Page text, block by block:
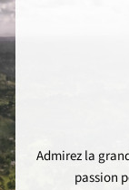
Admirez la
passion